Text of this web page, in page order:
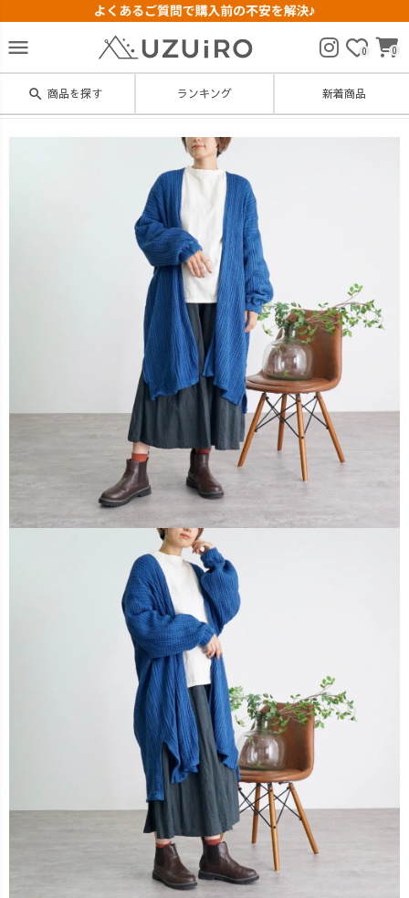
menu 0 0
search 商品を探す ランキング 新着商品